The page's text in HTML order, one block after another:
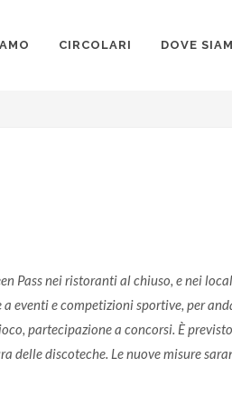
CIRCOLARI DOVE
Pass nei ristoranti al chiuso, e nei
eventi e competizioni sportive, per
partecipazione a concorsi. È
delle discoteche. Le nuove misure